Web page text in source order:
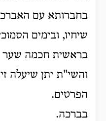
בחברותא עם
שיחיו, ובימים
בראשית חכמה שער
והשי"ת יתן שיעלה
הפרטים.
בברכה.